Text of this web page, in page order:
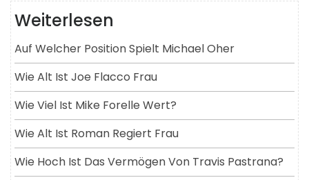
Weiterlesen
Auf Welcher Position Spielt Michael Oher
Wie Alt Ist Joe Flacco Frau
Wie Viel Ist Mike Forelle Wert?
Wie Alt Ist Roman Regiert Frau
Wie Hoch Ist Das Vermögen Von Travis Pastrana?